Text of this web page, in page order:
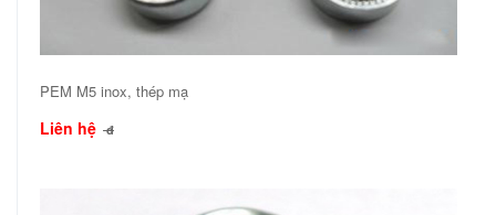
PEM M5 inox, thép mạ
Liên hệ đ